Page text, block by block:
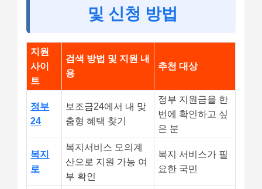
및 신청 방법
지원
사이
트
검색 방법 및 지원 내
용
추천 대상
정부
24
보조금24에서 내 맞
춤형 혜택 찾기
정부 지원금을 한
번에 확인하고 싶
은 분
복지
로
복지서비스 모의계
산으로 지원 가능 여
부 확인
복지 서비스가 필
요한 국민